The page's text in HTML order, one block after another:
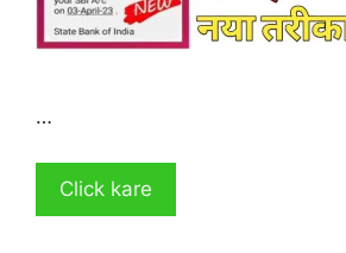
…
Click kare